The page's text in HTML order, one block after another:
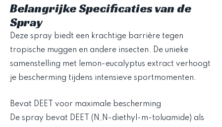
Belangrijke Specificaties van de
Spray
Deze spray biedt een krachtige barrière tegen
tropische muggen en andere insecten. De unieke
samenstelling met lemon-eucalyptus extract verhoogt
je bescherming tijdens intensieve sportmomenten.
Bevat DEET voor maximale bescherming
De spray bevat DEET (N,N-diethyl-m-toluamide) als